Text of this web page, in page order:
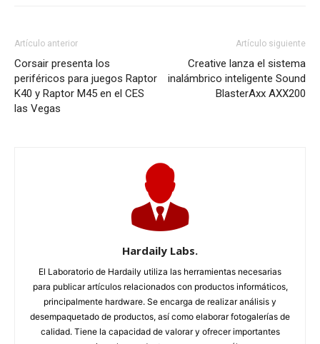
las Vegas
Hardaily Labs.
El Laboratorio de Hardaily utiliza las herramientas necesarias
para publicar artículos relacionados con productos informáticos,
desempaquetado de productos, así como elaborar fotogalerías de
calidad. Tiene la capacidad de valorar y ofrecer importantes
premios a los productos que pasan por él...